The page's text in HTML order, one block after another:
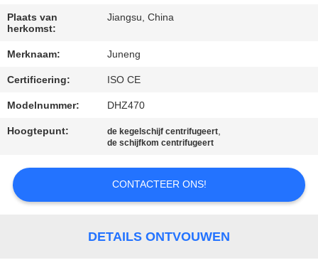
GEVALLEN
COMPANY
NEWS
SITEMAP
PRIVACY
POLICY
Plaats van
herkomst:
Jiangsu, China
Merknaam: Juneng
Certificering: ISO CE
Modelnummer: DHZ470
Hoogtepunt: de kegelschijf centrifugeert,
de schijfkom centrifugeert
CONTACTEER ONS!
DETAILS ONTVOUWEN